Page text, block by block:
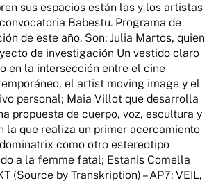
sus espacios están las y los artistas
Babestu. Programa de
de este año. Son: Julia Martos, quien
de investigación Un vestido claro
en la intersección entre el cine
el artist moving image y el
personal; Maia Villot que desarrolla
propuesta de cuerpo, voz, escultura y
la que realiza un primer acercamiento
como otro estereotipo
a la femme fatal; Estanis Comella
(Source by Transkription) – AP7: VEIL,